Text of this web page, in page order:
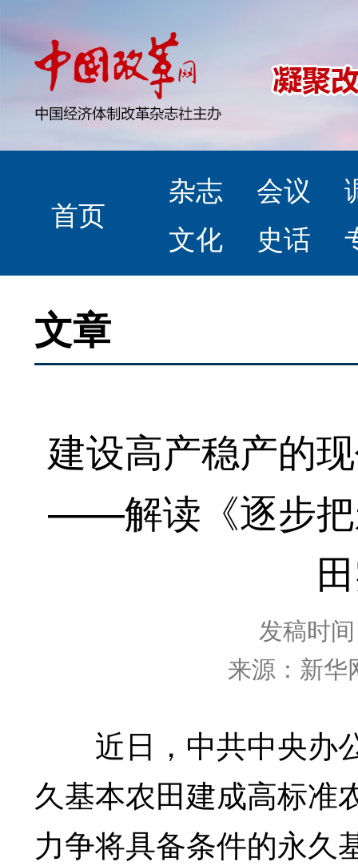
首页
杂志 会议
文化
史话
文章
建设高产稳产的
——解读《逐步把
发稿时
来源：新华
近日，中共中央办
久基本农田建成高标准
力争将具备条件的永久